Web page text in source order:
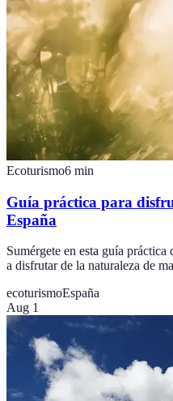
Ecoturismo6 min
Guía práctica para
España
Sumérgete en esta guía
a disfrutar de la naturaleza de
ecoturismoEspaña
Aug 1